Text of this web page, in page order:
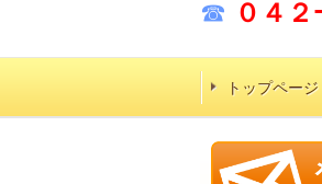
☎ ０４
トップページ